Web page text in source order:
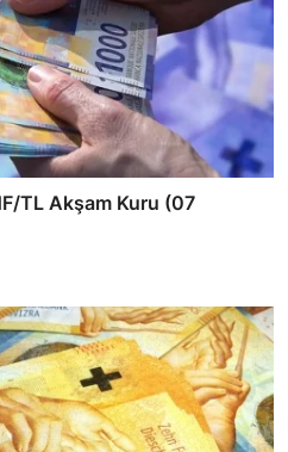
TL Akşam Kuru (07